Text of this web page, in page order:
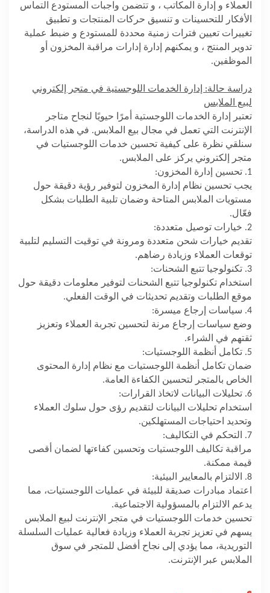
العملاء و إدارة المكاتب ، و تتضمن واجبات المستودع التماس
الأفكار للتحسينات و تنسيق حركات المنتجات و تطبيق
تغييرات تعيين فترات زمنية محددة للمستودع و ضبط عملية
تدوير المنتج ، و يمكنهم إدارة إدارات مراقبة المخزون أو
الموظفين.
دراسة حالة: إدارة الخدمات اللوجستية في متجر إلكتروني
لبيع الملابس
تعتبر إدارة الخدمات اللوجستية أمرًا حيويًا لنجاح متاجر
الإنترنت التي تعمل في مجال بيع الملابس. في هذه الدراسة،
سنلقي نظرة على كيفية تحسين خدمات اللوجستيات في
متجر إلكتروني يركز على الملابس.
1. تحسين إدارة المخزون:
يجب تحسين نظام إدارة المخزون لتوفير رؤية دقيقة حول
مستويات الملابس المتاحة وضمان تلبية الطلبات بشكل
فعّال.
2. خيارات توصيل متعددة:
تقديم خيارات شحن متعددة ومرونة في توقيت التسليم لتلبية
توقعات العملاء وزيادة رضاهم.
3. تكنولوجيا تتبع الشحنات:
استخدام تكنولوجيا تتبع الشحنات لتوفير معلومات دقيقة حول
موقع الطلبات وتقديم تحديثات في الوقت الفعلي.
4. سياسات إرجاع ميسرة:
وضع سياسات إرجاع مرنة لتحسين تجربة العملاء وتعزيز
ثقتهم في الشراء.
5. تكامل أنظمة اللوجستيات:
ضمان تكامل أنظمة اللوجستيات مع نظام إدارة المحتوى
الخاص بالمتجر لتحسين الكفاءة العامة.
6. تحليلات البيانات لاتخاذ القرارات:
استخدام تحليلات البيانات لتقديم رؤى حول سلوك العملاء
وتحديد احتياجات المستهلكين.
7. التحكم في التكاليف:
مراقبة تكاليف اللوجستيات وتحسين كفاءتها لضمان أقصى
قيمة ممكنة.
8. الالتزام بالمعايير البيئية:
اعتماد مبادرات صديقة للبيئة في عمليات اللوجستيات، مما
يدعم الالتزام بالمسؤولية الاجتماعية.
تحسين خدمات اللوجستيات في متجر الإنترنت لبيع الملابس
يسهم في تعزيز تجربة العملاء وزيادة فعالية عمليات السلسلة
التوريدية، مما يؤدي إلى نجاح أفضل للمتجر في سوق
الملابس عبر الإنترنت.